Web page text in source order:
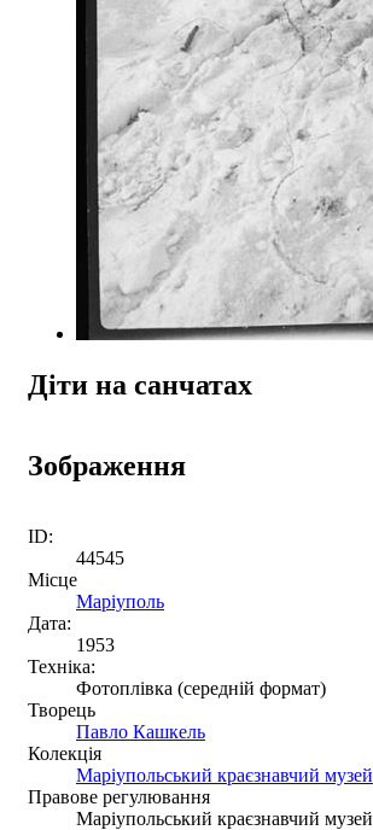
Діти на санчатах
Зображення
ID:
44545
Місце
Маріуполь
Дата:
1953
Техніка:
Фотоплівка (середній формат)
Творець
Павло Кашкель
Колекція
Маріупольський краєзнавчий музей
Правове регулювання
Маріупольський краєзнавчий музей